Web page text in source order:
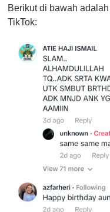
Berikut di bawah
TikTok: